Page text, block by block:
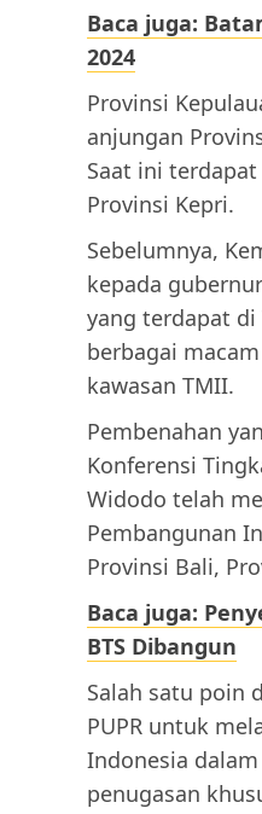
Baca juga:
2024
Provinsi
anjungan
Saat ini
Provinsi Kepri.
Sebelumnya,
kepada
yang terdapat
berbagai
kawasan TMII.
Pembenahan
Konferensi
Widodo telah
Pembangunan
Provinsi Bali,
Baca juga:
BTS Dibangun
Salah satu poin
PUPR untuk
Indonesia
penugasan